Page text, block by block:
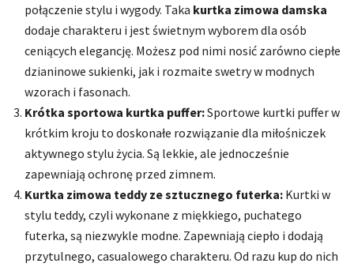
połączenie stylu i wygody. Taka kurtka zimowa damska
dodaje charakteru i jest świetnym wyborem dla osób
ceniących elegancję. Możesz pod nimi nosić zarówno ciepłe
dzianinowe sukienki, jak i rozmaite swetry w modnych
wzorach i fasonach.
Krótka sportowa kurtka puffer:Sportowe kurtki puffer w
krótkim kroju to doskonałe rozwiązanie dla miłośniczek
aktywnego stylu życia. Są lekkie, ale jednocześnie
zapewniają ochronę przed zimnem.
Kurtka zimowa teddy ze sztucznego futerka: Kurtki w
stylu teddy, czyli wykonane z miękkiego, puchatego
futerka, są niezwykle modne. Zapewniają ciepło i dodają
przytulnego, casualowego charakteru. Od razu kup do nich